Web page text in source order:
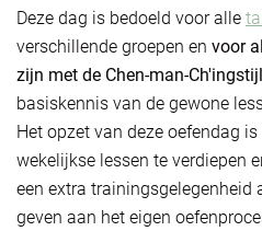
Deze dag is bedoeld voor alle
verschillende groepen en voor
zijn met de Chen-man-
basiskennis van de gewone
Het opzet van deze oefendag
wekelijkse lessen te verdiepen
een extra trainingsgelegenheid
geven aan het eigen